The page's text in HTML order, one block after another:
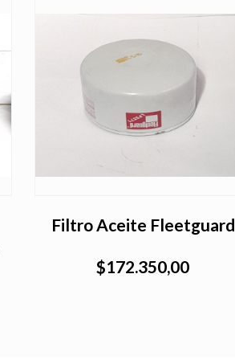
Filtro Aceite Fleetguard
$172.350,00